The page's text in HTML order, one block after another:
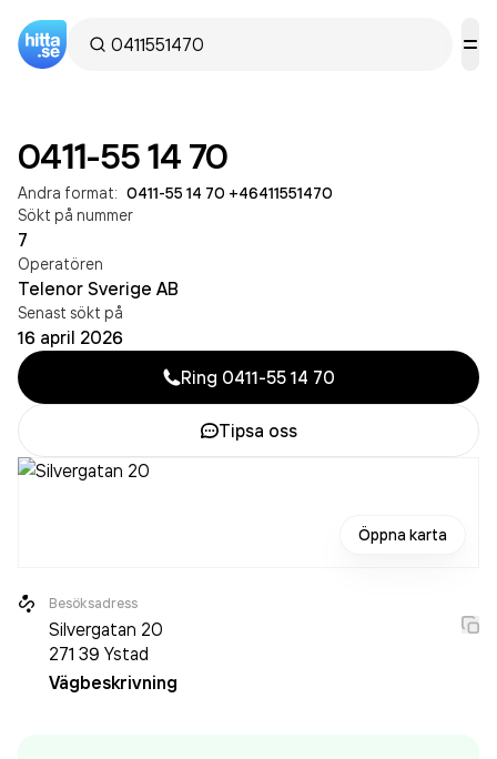
0411-55 14 70
Andra format: 0411-55 14 70 +46411551470
Sökt på nummer
7
Operatören
Telenor Sverige AB
Senast sökt på
16 april 2026
Ring 0411-55 14 70
Tipsa oss
Öppna karta
Besöksadress
Silvergatan 20
271 39 Ystad
Vägbeskrivning